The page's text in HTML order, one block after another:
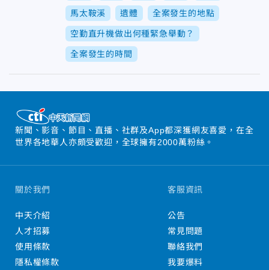
馬太鞍溪 遺體 全案發生的地點
空勤直升機做出何種緊急舉動？
全案發生的時間
新聞、影音、節目、直播、社群及App都深獲網友喜愛，在全
世界各地華人亦頗受歡迎，全球擁有2000萬粉絲。
關於我們
中天介紹
人才招募
使用條款
隱私權條款
客服資訊
公告
常見問題
聯絡我們
我要爆料